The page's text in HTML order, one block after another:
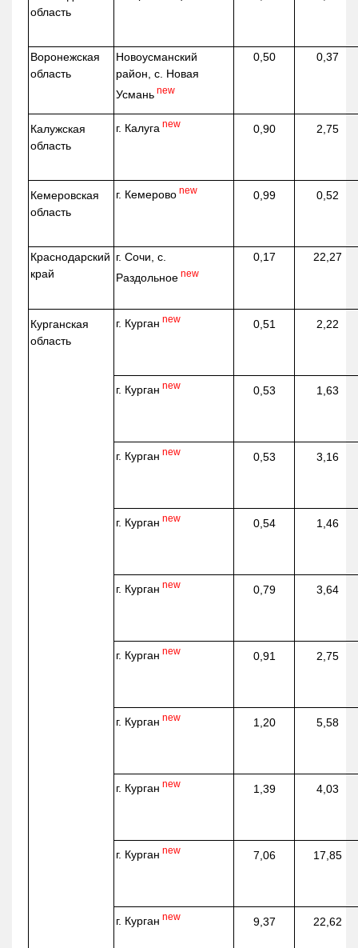
область
Воронежская
область
Новоусманский
район, с. Новая
Усмань new
0,50 0,37
Калужская
область
г. Калуга new 0,90 2,75
Кемеровская
область
г. Кемерово new 0,99 0,52
Краснодарский
край
г. Сочи, с.
Раздольное new
0,17 22,27
Курганская
область
г. Курган new 0,51 2,22
г. Курган new 0,53 1,63
г. Курган new 0,53 3,16
г. Курган new 0,54 1,46
г. Курган new 0,79 3,64
г. Курган new 0,91 2,75
г. Курган new 1,20 5,58
г. Курган new 1,39 4,03
г. Курган new 7,06 17,85
г. Курган new 9,37 22,62